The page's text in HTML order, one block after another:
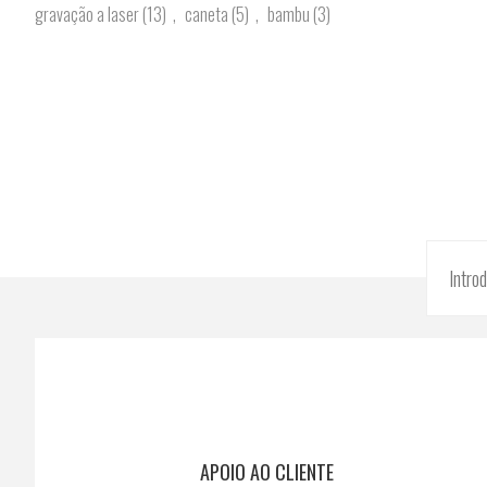
gravação a laser(13) , caneta (5) , bambu (3)
APOIO AO CLIENTE